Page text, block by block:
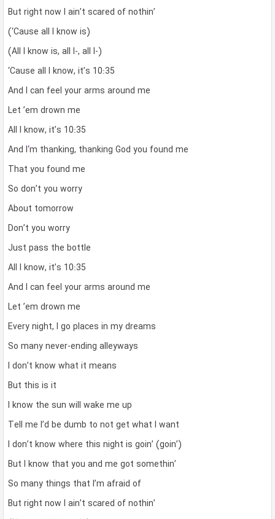
But right now I ain’t scared of nothin’
(‘Cause all I know is)
(All I know is, all I-, all I-)
‘Cause all I know, it’s 10:35
And I can feel your arms around me
Let ’em drown me
All I know, it’s 10:35
And I‘m thanking, thanking God you found me
That you found me
So don’t you worry
About tomorrow
Don’t you worry
Just pass the bottle
All I know, it’s 10:35
And I can feel your arms around me
Let ’em drown me
Every night, I go places in my dreams
So many never-ending alleyways
I don’t know what it means
But this is it
I know the sun will wake me up
Tell me I’d be dumb to not get what I want
I don’t know where this night is goin’ (goin’)
But I know that you and me got somethin’
So many things that I’m afraid of
But right now I ain’t scared of nothin’